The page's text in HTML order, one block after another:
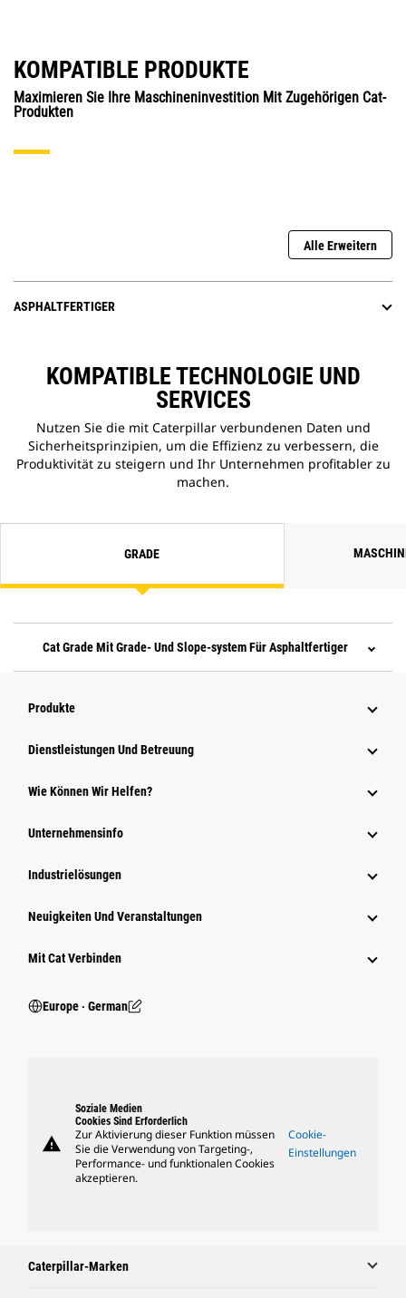
KOMPATIBLE PRODUKTE
Maximieren Sie Ihre Maschineninvestition Mit Zugehörigen Cat-
Produkten
Alle Erweitern
ASPHALTFERTIGER
KOMPATIBLE TECHNOLOGIE UND
SERVICES
Nutzen Sie die mit Caterpillar verbundenen Daten und
Sicherheitsprinzipien, um die Effizienz zu verbessern, die
Produktivität zu steigern und Ihr Unternehmen profitabler zu
machen.
GRADE
Cat Grade Mit Grade- Und Slope-system Für Asphaltfertiger
Produkte
Dienstleistungen Und Betreuung
Wie Können Wir Helfen?
Unternehmensinfo
Industrielösungen
Neuigkeiten Und Veranstaltungen
Mit Cat Verbinden
Europe ‧ German
warning
Soziale Medien
Cookies Sind Erforderlich
Zur Aktivierung dieser Funktion müssen
Sie die Verwendung von Targeting-,
Performance- und funktionalen Cookies
akzeptieren.
Cookie-
Einstellungen
Caterpillar-Marken